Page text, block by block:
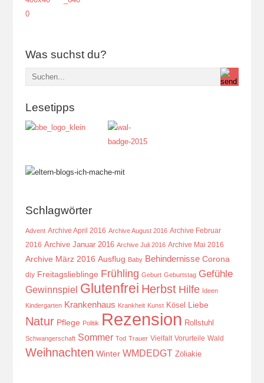
Was suchst du?
Lesetipps
Schlagwörter
Advent Archive April 2016 Archive August 2016 Archive Februar
2016 Archive Januar 2016 Archive Juli 2016 Archive Mai 2016
Archive März 2016 Ausflug Baby Behindernisse Corona
diy Freitagslieblinge Frühling Geburt Geburtstag Gefühle
Gewinnspiel Glutenfrei Herbst Hilfe Ideen
Kindergarten Krankenhaus Krankheit Kunst Kösel Liebe
Natur Pflege Politik Rezension Rollstuhl
Schwangerschaft Sommer Tod Trauer Vielfalt Vorurteile Wald
Weihnachten Winter WMDEDGT Zöliakie